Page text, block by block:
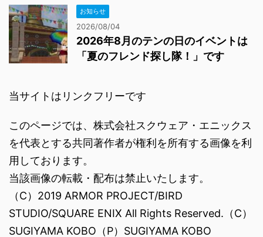
お知らせ
2026/08/04
2026年8月のテンの日のイベントは
「夏のフレンド探し隊！」です
当サイトはリンクフリーです
このページでは、株式会社スクウェア・エニックス
を代表とする共同著作者が権利を所有する画像を利
用しております。
当該画像の転載・配布は禁止いたします。
（C）2019 ARMOR PROJECT/BIRD
STUDIO/SQUARE ENIX All Rights Reserved.（C）
SUGIYAMA KOBO（P）SUGIYAMA KOBO